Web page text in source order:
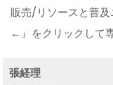
販売/リソースと普
←』をクリックして
張経理